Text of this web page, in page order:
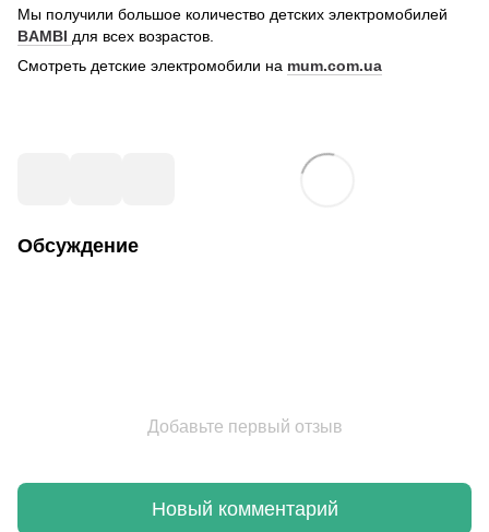
Мы получили большое количество детских электромобилей
BAMBI для всех возрастов.
Смотреть детские электромобили на mum.com.ua
Обсуждение
Добавьте первый отзыв
Новый комментарий